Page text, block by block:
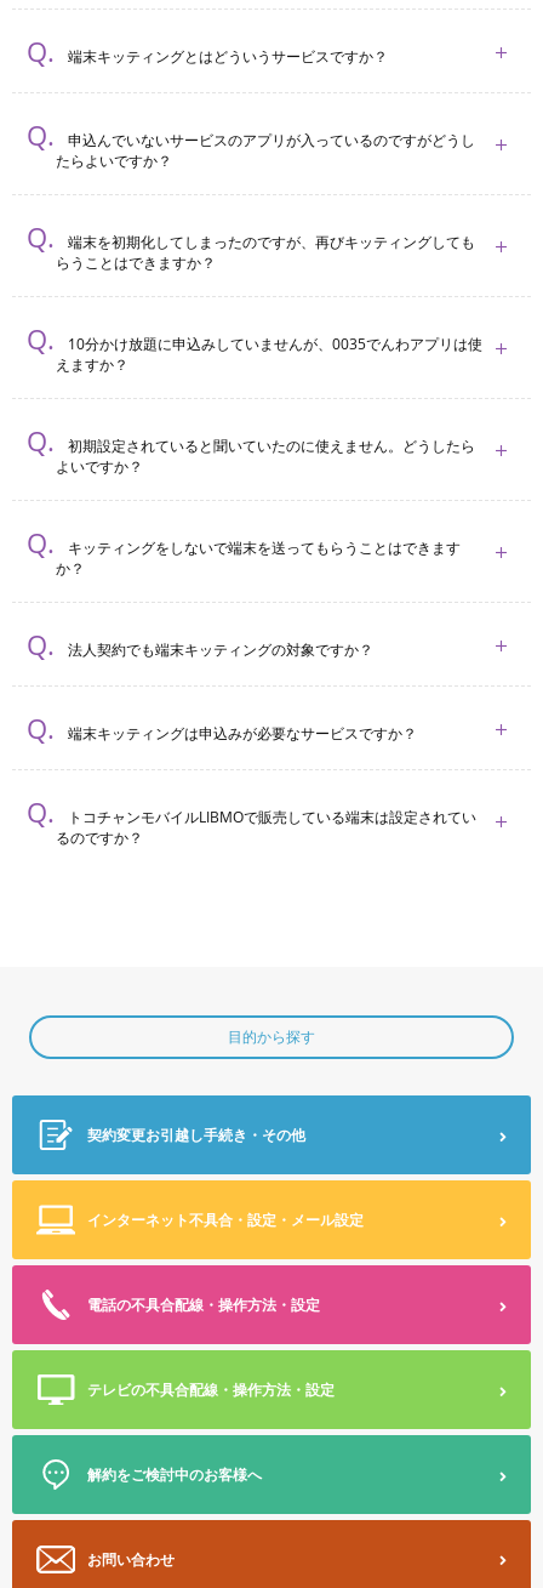
端末キッティングとはどういうサービスですか？
申込んでいないサービスのアプリが入っているのですがどうし
たらよいですか？
端末を初期化してしまったのですが、再びキッティングしても
らうことはできますか？
10分かけ放題に申込みしていませんが、0035でんわアプリは使
えますか？
初期設定されていると聞いていたのに使えません。どうしたら
よいですか？
キッティングをしないで端末を送ってもらうことはできます
か？
法人契約でも端末キッティングの対象ですか？
端末キッティングは申込みが必要なサービスですか？
トコチャンモバイルLIBMOで販売している端末は設定されてい
るのですか？
目的から探す
契約変更お引越し手続き・その他
インターネット不具合・設定・メール設定
電話の不具合配線・操作方法・設定
テレビの不具合配線・操作方法・設定
解約をご検討中のお客様へ
お問い合わせ